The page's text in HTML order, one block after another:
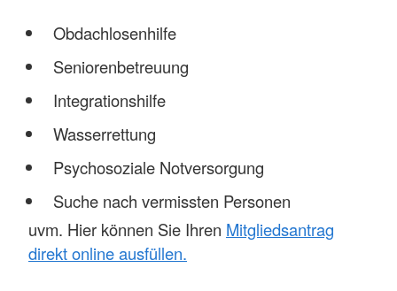
Obdachlosenhilfe
Seniorenbetreuung
Integrationshilfe
Wasserrettung
Psychosoziale Notversorgung
Suche nach vermissten Personen
uvm. Hier können Sie Ihren Mitgliedsantrag
direkt online ausfüllen.